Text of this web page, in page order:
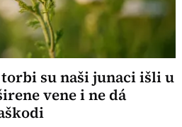
su naši junaci išli u
vene i ne dá